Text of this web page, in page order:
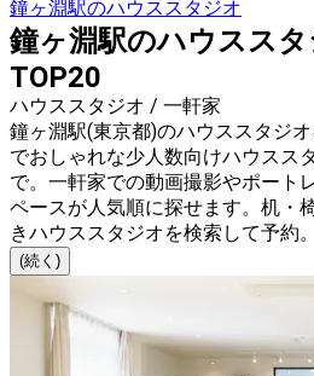
鐘ヶ淵駅のハウススタジオ
鐘ヶ淵駅のハウスス
TOP20
ハウススタジオ / 一軒家
鐘ヶ淵駅(東京都)のハウススタジ
でおしゃれな少人数向けハウスス
で。一軒家での動画撮影やポート
ペースが人気順に探せます。机・
きハウススタジオを検索して予約。
(続く)